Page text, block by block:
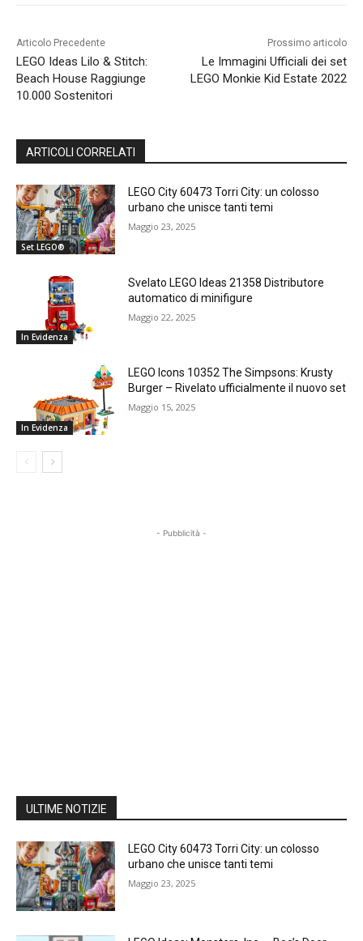
Articolo Precedente
LEGO Ideas Lilo & Stitch:
Beach House Raggiunge
10.000 Sostenitori
Prossimo articolo
Le Immagini Ufficiali dei set
LEGO Monkie Kid Estate 2022
ARTICOLI CORRELATI
Set LEGO®
LEGO City 60473 Torri City: un colosso
urbano che unisce tanti temi
Maggio 23, 2025
In Evidenza
Svelato LEGO Ideas 21358 Distributore
automatico di minifigure
Maggio 22, 2025
In Evidenza
LEGO Icons 10352 The Simpsons: Krusty
Burger – Rivelato ufficialmente il nuovo set
Maggio 15, 2025
- Pubblicità -
ULTIME NOTIZIE
LEGO City 60473 Torri City: un colosso
urbano che unisce tanti temi
Maggio 23, 2025